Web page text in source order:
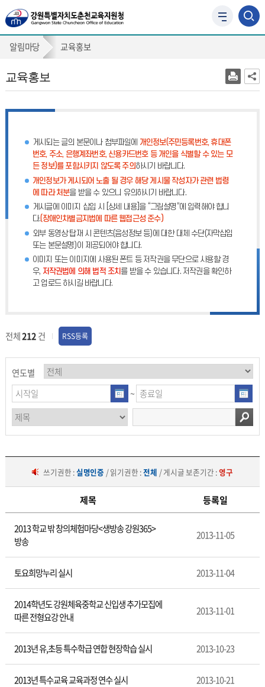
사
가
교
홍
알림마당 교육홍보
교육홍보
게시되는 글의 본문이나 첨부파일에 개인정보(주민등록번호, 휴대폰
번호, 주소, 은행계좌번호, 신용카드번호 등 개인을 식별할 수 있는 모
든 정보)를 포함시키지 않도록 주의하시기 바랍니다.
개인정보가 게시되어 노출 될 경우 해당 게시물 작성자가 관련 법령
에 따라 처분을 받을 수 있으니 유의하시기 바랍니다.
게시글에 이미지 삽입 시 [상세 내용]을 “그림설명”에 입력해야 합니
다.(장애인차별금지법에 따른 웹접근성 준수)
외부 동영상 탑재 시 콘텐츠(음성정보 등)에 대한 대체 수단(자막삽입
또는 본문설명)이 제공되어야 합니다.
이미지 또는 이미지에 사용된 폰트 등 저작권을 무단으로 사용할 경
우, 저작권법에 의해 법적 조치 를 받을 수 있습니다. 저작권을 확인하
고 업로드 하시길 바랍니다.
전체212건 RSS등록
연도별
~
쓰기권한 :실명인증 / 읽기권한 :전체 / 게시글 보존기간 :영구
보
제목 등록일
2013 학교 밖 창의체험마당<생방송 강원365>
방송
2013-11-05
토요희망누리 실시 2013-11-04
2014학년도 강원체육중학교 신입생 추가모집에
따른 전형요강 안내
2013-11-01
2013년 유,초등 특수학급 연합 현장학습 실시 2013-10-23
2013년 특수교육 교육과정 연수 실시 2013-10-21